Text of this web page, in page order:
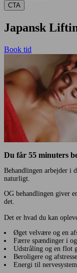
CTA
Japansk
Book tid
Du får 55 minuters
Behandlingen arbejder i
naturligt.
OG behandlingen giver
det.
Det er hvad du kan
Øget velvære og en
Færre spændinger i
Udstråling og en flot
Beroligere og
Energi til